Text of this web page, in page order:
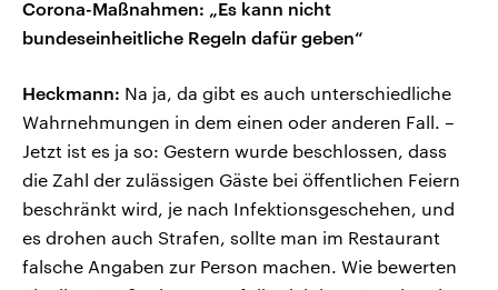
Corona-Maßnahmen: „Es kann nicht
bundeseinheitliche Regeln dafür geben“
Heckmann: Na ja, da gibt es auch unterschiedliche
Wahrnehmungen in dem einen oder anderen Fall. –
Jetzt ist es ja so: Gestern wurde beschlossen, dass
die Zahl der zulässigen Gäste bei öffentlichen Feiern
beschränkt wird, je nach Infektionsgeschehen, und
es drohen auch Strafen, sollte man im Restaurant
falsche Angaben zur Person machen. Wie bewerten